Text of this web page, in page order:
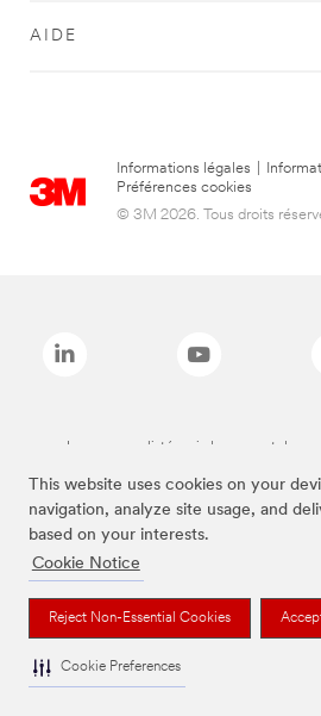
This website uses cookies on your
navigation, analyze site usage, and
based on your interests.
Cookie Notice
Reject Non-Essential Cookies
Cookie Preferences
AIDE
Informations légales
Préférences cookies
© 3M 2026. Tous droits
Les marques listées ci-dessus sont des